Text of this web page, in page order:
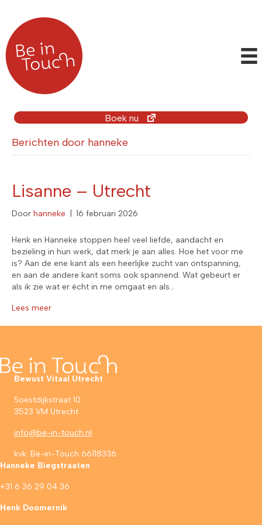
Boek nu
Berichten door hanneke
Lisanne – Utrecht
Door hanneke 16 februari 2026
Henk en Hanneke stoppen heel veel liefde, aandacht en
bezieling in hun werk, dat merk je aan alles. Hoe het voor me
is? Aan de ene kant als een heerlijke zucht van ontspanning,
en aan de andere kant soms ook spannend. Wat gebeurt er
als ik zie wat er écht in me omgaat en als…
Lees meer
Bewust Vitaal Utrecht
Soestdijkstraat 10
3523 VM Utrecht
info@be-in-touch.nl
kvk: Be-in-Touch 66118336
Hanneke Biegstraaten
+31 6 36 29 04 36
Henk Doomernik